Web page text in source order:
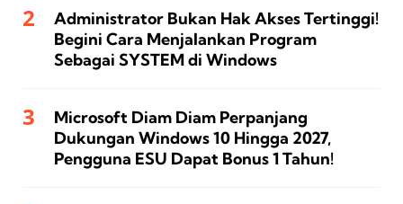
Administrator Bukan Hak Akses Tertinggi!
Begini Cara Menjalankan Program
Sebagai SYSTEM di Windows
Microsoft Diam Diam Perpanjang
Dukungan Windows 10 Hingga 2027,
Pengguna ESU Dapat Bonus 1 Tahun!